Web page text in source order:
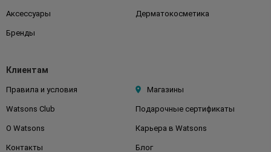
Аксессуары Дерматокосметика
Бренды
Клиентам
Правила и условия Магазины
Watsons Club Подарочные сертификаты
О Watsons Карьера в Watsons
Контакты Блог